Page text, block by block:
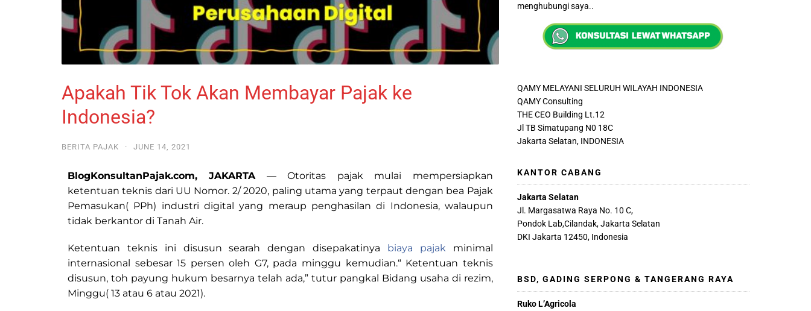
Apakah Tik Tok Akan Membayar Pajak ke
Indonesia?
BERITA PAJAK · JUNE 14, 2021
BlogKonsultanPajak.com, JAKARTA— Otoritas pajak mulai mempersiapkan
ketentuan teknis dari UU Nomor. 2/ 2020, paling utama yang terpaut dengan bea Pajak
Pemasukan( PPh) industri digital yang meraup penghasilan di Indonesia, walaupun
tidak berkantor di Tanah Air.
Ketentuan teknis ini disusun searah dengan disepakatinya biaya pajakminimal
internasional sebesar 15 persen oleh G7, pada minggu kemudian.“ Ketentuan teknis
disusun, toh payung hukum besarnya telah ada,” tutur pangkal Bidang usaha di rezim,
Minggu( 13 atau 6 atau 2021).
menghubungi saya..
QAMY MELAYANI SELURUH WILAYAH INDONESIA
QAMY Consulting
THE CEO Building Lt.12
Jl TB Simatupang N0 18C
Jakarta Selatan, INDONESIA
KANTOR CABANG
Jakarta Selatan
Jl. Margasatwa Raya No. 10 C,
Pondok Lab,Cilandak, Jakarta Selatan
DKI Jakarta 12450, Indonesia
BSD, GADING SERPONG & TANGERANG RAYA
Ruko L’Agricola